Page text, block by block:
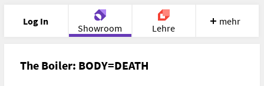
Log In
Showroom Lehre
Portfolio Image
mehr
The Boiler: BODY=DEATH